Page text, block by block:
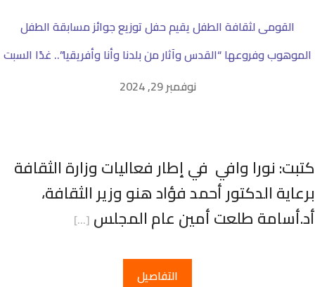
القومى لثقافة الطفل يقيم حفل توزيع جوائز مسابقة الطفل
الموهوب وفروعها “القدس وآثار من بلدنا وأنا وأفريقيا”.. غدًا السبت
نوفمبر 29, 2024
نورا وافي في إطار فعاليات وزارة الثقافة
الدكتور أحمد فؤاد هنو وزير الثقافة،
طلعت أمين عام المجلس […]
التفاصيل